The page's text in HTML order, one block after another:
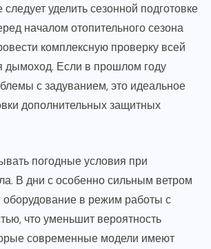
уделить сезонной подготовке
началом отопительного сезона
комплексную проверку всей
дымоход. Если в прошлом году
с задуванием, это идеальное
дополнительных защитных
погодные условия при
В дни с особенно сильным ветром
в режим работы с
что уменьшит вероятность
современные модели имеют